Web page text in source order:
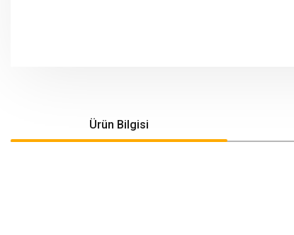
Ürün Bilgisi